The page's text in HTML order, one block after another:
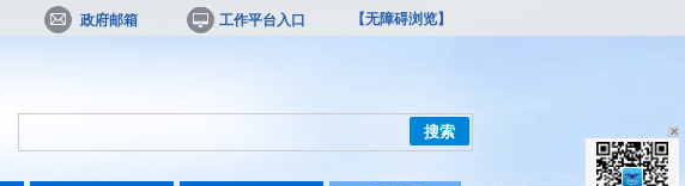
政府邮箱 工作平台入口 【无障碍浏览】
搜索